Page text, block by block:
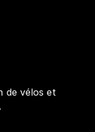
de vélos et